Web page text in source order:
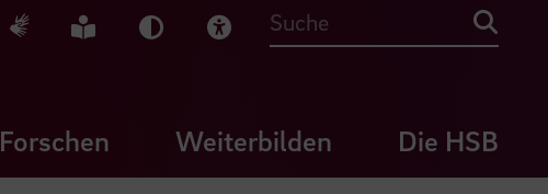
Deutsche Gebärdensprache
Leichte Sprache
Dunkel-Modus
Visuelle Hilfe
Suche
Forschen Weiterbilden Die HSB